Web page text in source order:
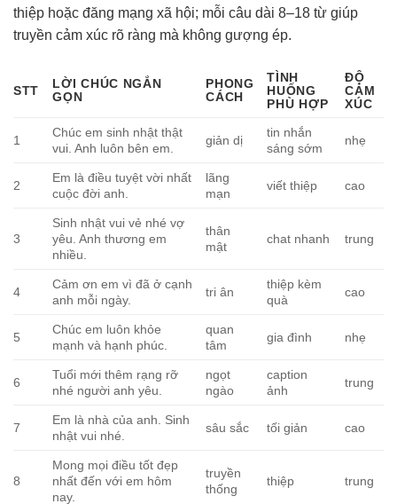
thiệp hoặc đăng mạng xã hội; mỗi câu dài 8–18 từ giúp
truyền cảm xúc rõ ràng mà không gượng ép.
STT
LỜI CHÚC NGẮN
GỌN
PHONG
CÁCH
TÌNH
HUỐNG
PHÙ HỢP
ĐỘ
CẢM
XÚC
1
Chúc em sinh nhật thật
vui. Anh luôn bên em.
giản dị
tin nhắn
sáng sớm
nhẹ
2
Em là điều tuyệt vời nhất
cuộc đời anh.
lãng
mạn
viết thiệp cao
3
Sinh nhật vui vẻ nhé vợ
yêu. Anh thương em
nhiều.
thân
mật
chat nhanh trung
4
Cảm ơn em vì đã ở cạnh
anh mỗi ngày.
tri ân
thiệp kèm
quà
cao
5
Chúc em luôn khỏe
mạnh và hạnh phúc.
quan
tâm
gia đình nhẹ
6
Tuổi mới thêm rạng rỡ
nhé người anh yêu.
ngọt
ngào
caption
ảnh
trung
7
Em là nhà của anh. Sinh
nhật vui nhé.
sâu sắc tối giản cao
8
Mong mọi điều tốt đẹp
nhất đến với em hôm
nay.
truyền
thống
thiệp trung